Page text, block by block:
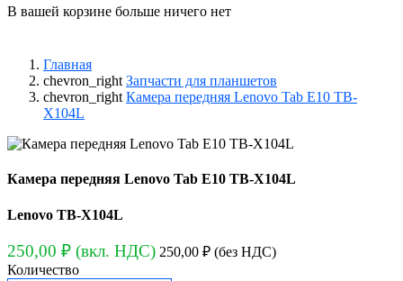
В вашей корзине больше ничего нет
Главная
chevron_right Запчасти для планшетов
chevron_right Камера передняя Lenovo Tab E10 TB-
X104L
Камера передняя Lenovo Tab E10 TB-X104L
Lenovo TB-X104L
250,00 ₽ (вкл. НДС) 250,00 ₽ (без НДС)
Количество